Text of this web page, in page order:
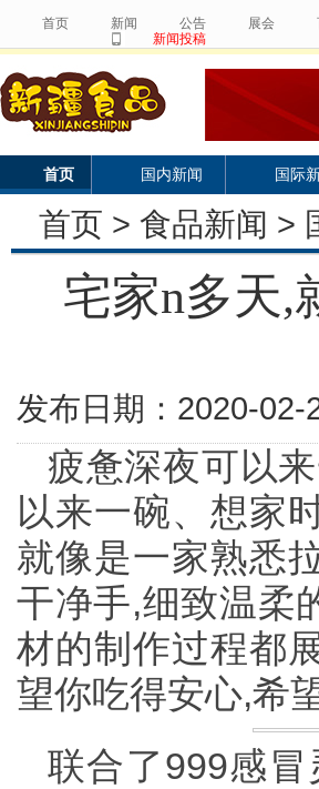
首页 新闻 公告 展会
新闻投稿
首页 国内新闻 国际
首页 > 食品新闻 >
宅家n多天,
发布日期：2020-
疲惫深夜可以
以来一碗、想家
就像是一家熟悉
干净手,细致温柔
材的制作过程都
望你吃得安心,希
联合了999感